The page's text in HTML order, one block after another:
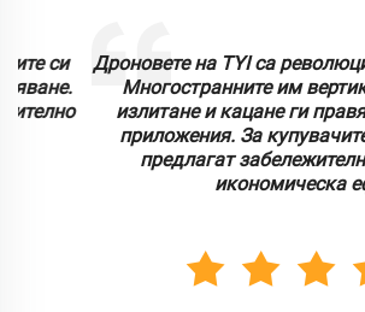
Дроновете на TYI са революционни в
Многостранните им вертикални
излитане и кацане ги правят
приложения. За купувачите на
предлагат забележителна
икономическа